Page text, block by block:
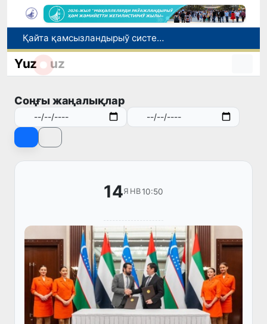
Қайта қамсызландырыў системасы тез раўажланып атырған Өзбекстан экономикасы ушын не береди?
Ташкент аўыр атлетика бойынша Азия чемпионатына таярланбақта
Елимиз дөретиўшилери өз кәсиби ҳәм мийнети менен мақтанады
Yuz uz
Соңғы жаңалықлар
14ЯНВ10:50